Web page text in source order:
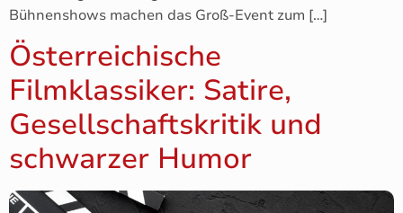
Bühnenshows machen das Groß-Event zum […]
Österreichische
Filmklassiker: Satire,
Gesellschaftskritik und
schwarzer Humor